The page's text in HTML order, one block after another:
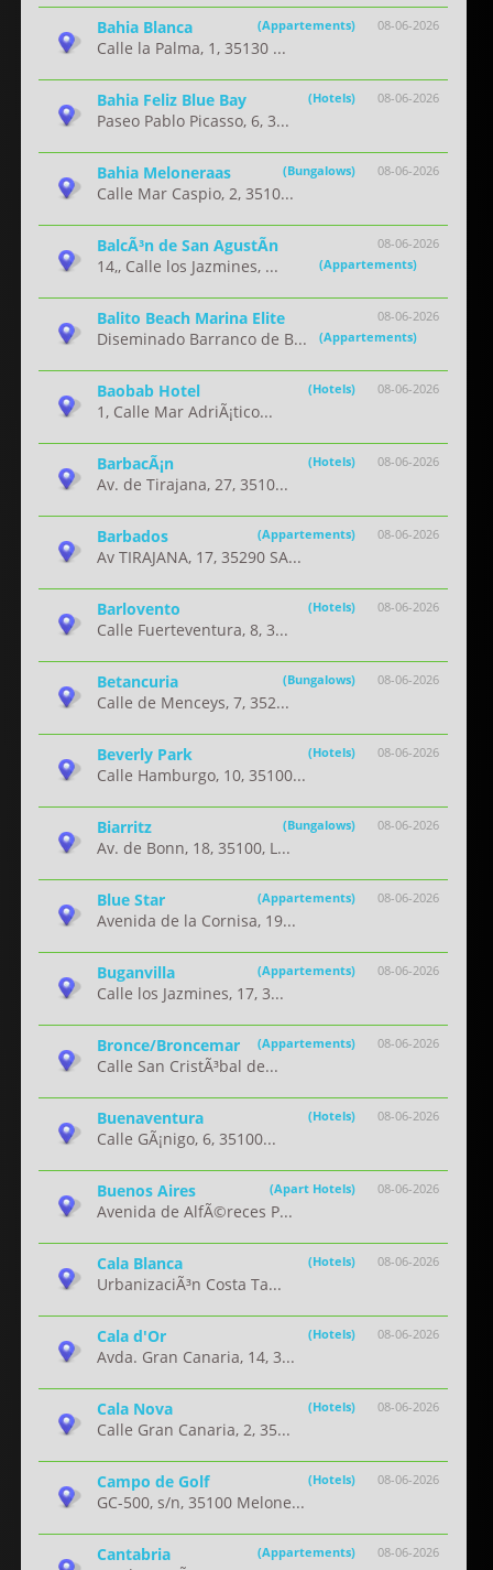
08-06-2026
Bahia Blanca (Appartements)
Calle la Palma, 1, 35130 ...
08-06-2026
Bahia Feliz Blue Bay (Hotels)
Paseo Pablo Picasso, 6, 3...
08-06-2026
Bahia Meloneraas (Bungalows)
Calle Mar Caspio, 2, 3510...
08-06-2026
BalcÃ³n de San AgustÃ­n
(Appartements)
14,, Calle los Jazmines, ...
08-06-2026
Balito Beach Marina Elite
(Appartements)
Diseminado Barranco de B...
08-06-2026
Baobab Hotel (Hotels)
1, Calle Mar AdriÃ¡tico...
08-06-2026
BarbacÃ¡n (Hotels)
Av. de Tirajana, 27, 3510...
08-06-2026
Barbados (Appartements)
Av TIRAJANA, 17, 35290 SA...
08-06-2026
Barlovento (Hotels)
Calle Fuerteventura, 8, 3...
08-06-2026
Betancuria (Bungalows)
Calle de Menceys, 7, 352...
08-06-2026
Beverly Park (Hotels)
Calle Hamburgo, 10, 35100...
08-06-2026
Biarritz (Bungalows)
Av. de Bonn, 18, 35100, L...
08-06-2026
Blue Star (Appartements)
Avenida de la Cornisa, 19...
08-06-2026
Buganvilla (Appartements)
Calle los Jazmines, 17, 3...
08-06-2026
Bronce/Broncemar (Appartements)
Calle San CristÃ³bal de...
08-06-2026
Buenaventura (Hotels)
Calle GÃ¡nigo, 6, 35100...
08-06-2026
Buenos Aires (Apart Hotels)
Avenida de AlfÃ©reces P...
08-06-2026
Cala Blanca (Hotels)
UrbanizaciÃ³n Costa Ta...
08-06-2026
Cala d'Or (Hotels)
Avda. Gran Canaria, 14, 3...
08-06-2026
Cala Nova (Hotels)
Calle Gran Canaria, 2, 35...
08-06-2026
Campo de Golf (Hotels)
GC-500, s/n, 35100 Melone...
08-06-2026
Cantabria (Appartements)